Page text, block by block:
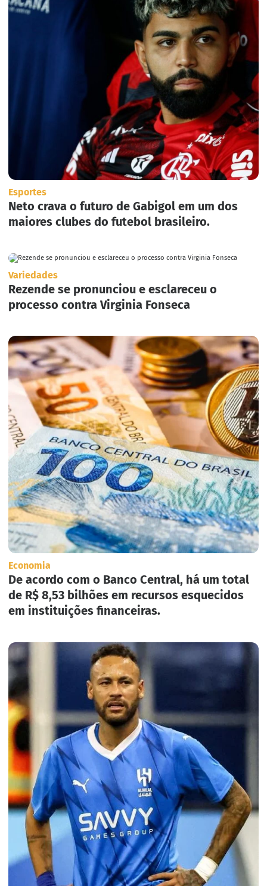
Esportes
Neto crava o futuro de Gabigol em um dos
maiores clubes do futebol brasileiro.
Variedades
Rezende se pronunciou e esclareceu o
processo contra Virginia Fonseca
Economia
De acordo com o Banco Central, há um total
de R$ 8,53 bilhões em recursos esquecidos
em instituições financeiras.